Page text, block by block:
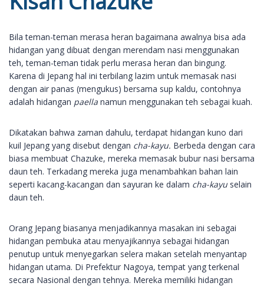
Bila teman-teman merasa heran bagaimana awalnya bisa ada
hidangan yang dibuat dengan merendam nasi menggunakan
teh, teman-teman tidak perlu merasa heran dan bingung.
Karena di Jepang hal ini terbilang lazim untuk memasak nasi
dengan air panas (mengukus) bersama sup kaldu, contohnya
adalah hidangan paella namun menggunakan teh sebagai kuah.
Dikatakan bahwa zaman dahulu, terdapat hidangan kuno dari
kuil Jepang yang disebut dengan cha-kayu. Berbeda dengan cara
biasa membuat Chazuke, mereka memasak bubur nasi bersama
daun teh. Terkadang mereka juga menambahkan bahan lain
seperti kacang-kacangan dan sayuran ke dalam cha-kayu selain
daun teh.
Orang Jepang biasanya menjadikannya masakan ini sebagai
hidangan pembuka atau menyajikannya sebagai hidangan
penutup untuk menyegarkan selera makan setelah menyantap
hidangan utama. Di Prefektur Nagoya, tempat yang terkenal
secara Nasional dengan tehnya. Mereka memiliki hidangan